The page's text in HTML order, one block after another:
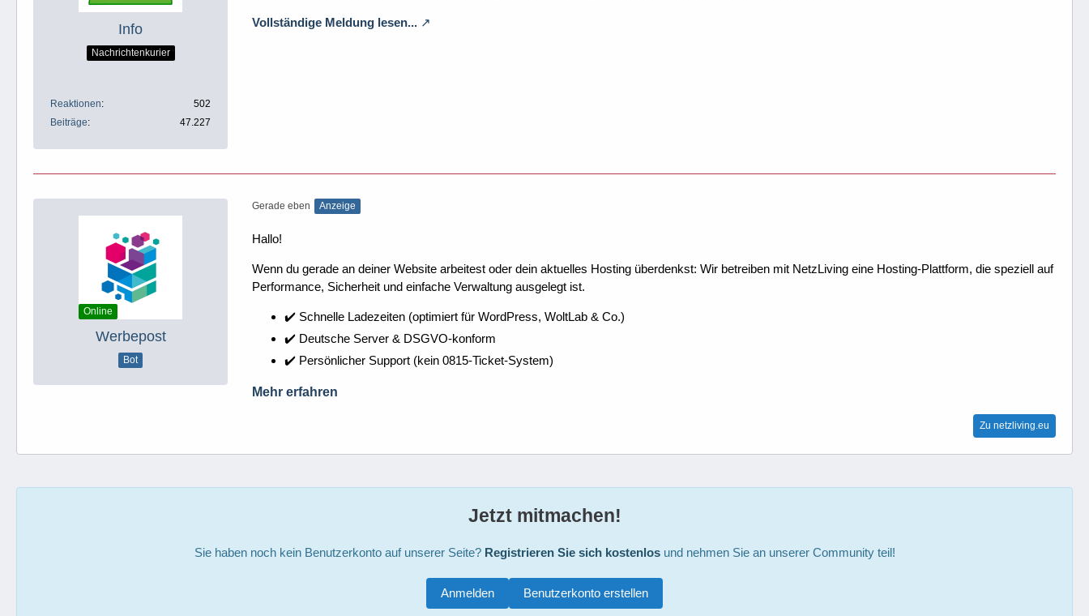
Info
Nachrichtenkurier
Reaktionen
502
Beiträge
47.227
Vollständige Meldung lesen...
Online
Werbepost
Bot
Gerade eben Anzeige
Hallo!
Wenn du gerade an deiner Website arbeitest oder dein aktuelles Hosting überdenkst: Wir betreiben mit NetzLiving eine Hosting-Plattform, die speziell auf
Performance, Sicherheit und einfache Verwaltung ausgelegt ist.
✔️ Schnelle Ladezeiten (optimiert für WordPress, WoltLab & Co.)
✔️ Deutsche Server & DSGVO-konform
✔️ Persönlicher Support (kein 0815-Ticket-System)
Mehr erfahren
Zu netzliving.eu
Jetzt mitmachen!
Sie haben noch kein Benutzerkonto auf unserer Seite? Registrieren Sie sich kostenlosund nehmen Sie an unserer Community teil!
Benutzerkonto erstellen
Anmelden